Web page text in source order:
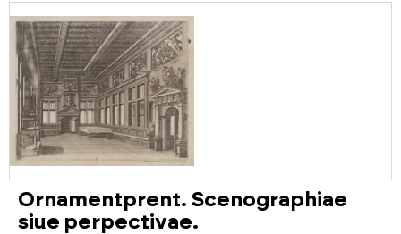
Ornamentprent. Scenographiae
siue perpectivae.